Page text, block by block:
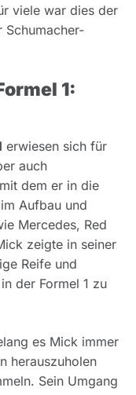
viele war dies der
Schumacher-
1:
erwiesen sich für
auch
dem er in die
Aufbau und
Mercedes, Red
zeigte in seiner
Reife und
der Formel 1 zu
es Mick immer
herauszuholen
Sein Umgang